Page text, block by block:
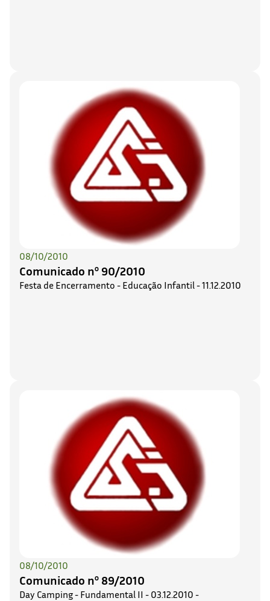
08/10/2010
Comunicado nº 90/2010
Festa de Encerramento - Educação Infantil - 11.12.2010
08/10/2010
Comunicado nº 89/2010
Day Camping - Fundamental II - 03.12.2010 -